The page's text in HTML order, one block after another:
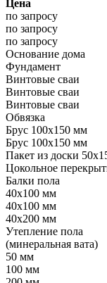
Цена
по запросу
по запросу
по запросу
Основание дома
Фундамент
Винтовые сваи
Винтовые сваи
Винтовые сваи
Обвязка
Брус 100x150 мм
Брус 100x150 мм
Пакет из доски
Цокольное
Балки пола
40x100 мм
40x100 мм
40x200 мм
Утепление пола
(минеральная вата)
50 мм
100 мм